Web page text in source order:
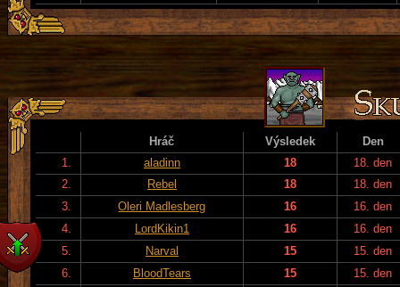
Hráč Výsledek
Den
1.
aladinn 18
18. den
2.
Rebel 18
18. den
3.
Oleri Madlesberg 16
16. den
4.
LordKikin1 16
16. den
5.
Narval 15
15. den
6.
BloodTears 15
15. den